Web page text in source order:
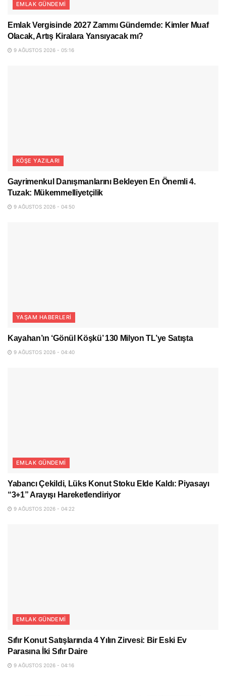
EMLAK GÜNDEMI
Emlak Vergisinde 2027 Zammı Gündemde: Kimler Muaf
Olacak, Artış Kiralara Yansıyacak mı?
9 AĞUSTOS 2026 - 05:16
KÖŞE YAZILARI
Gayrimenkul Danışmanlarını Bekleyen En Önemli 4.
Tuzak: Mükemmelliyetçilik
9 AĞUSTOS 2026 - 04:50
YAŞAM HABERLERI
Kayahan’ın ‘Gönül Köşkü’ 130 Milyon TL’ye Satışta
9 AĞUSTOS 2026 - 04:40
EMLAK GÜNDEMI
Yabancı Çekildi, Lüks Konut Stoku Elde Kaldı: Piyasayı
“3+1” Arayışı Hareketlendiriyor
9 AĞUSTOS 2026 - 04:22
EMLAK GÜNDEMI
Sıfır Konut Satışlarında 4 Yılın Zirvesi: Bir Eski Ev
Parasına İki Sıfır Daire
9 AĞUSTOS 2026 - 04:16